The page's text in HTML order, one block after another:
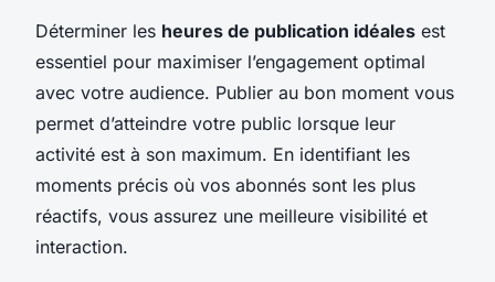
Déterminer les heures de publication idéales est
essentiel pour maximiser l’engagement optimal
avec votre audience. Publier au bon moment vous
permet d’atteindre votre public lorsque leur
activité est à son maximum. En identifiant les
moments précis où vos abonnés sont les plus
réactifs, vous assurez une meilleure visibilité et
interaction.